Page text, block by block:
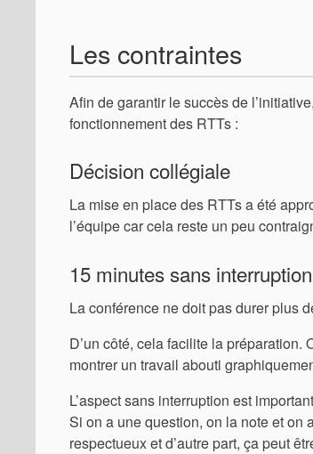
Les contraintes
Afin de garantir le succès de
fonctionnement des RTTs :
Décision collégiale
La mise en place des RTTs a été
l’équipe car cela reste un peu
15 minutes sans interruption
La conférence ne doit pas durer plus
D’un côté, cela facilite la préparation.
montrer un travail abouti
L’aspect sans interruption est
Si on a une question, on la note et on
respectueux et d’autre part, ça peut